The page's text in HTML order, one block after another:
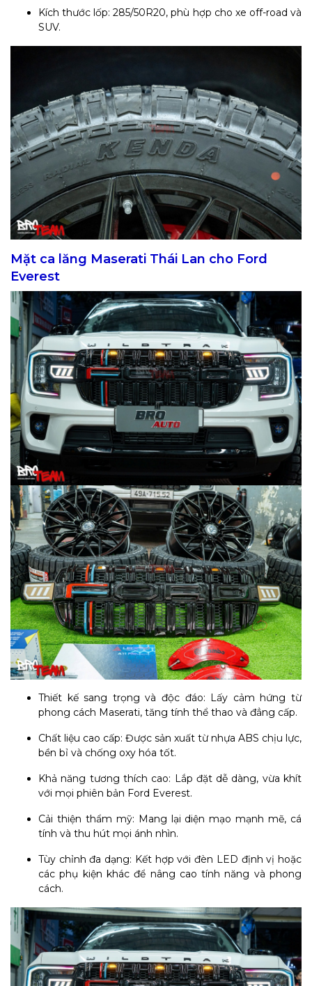
Kích thước lốp: 285/50R20, phù hợp cho xe off-road và
SUV.
Mặt ca lăng Maserati Thái Lan cho Ford
Everest
Thiết kế sang trọng và độc đáo: Lấy cảm hứng từ
phong cách Maserati, tăng tính thể thao và đẳng cấp.
Chất liệu cao cấp: Được sản xuất từ nhựa ABS chịu lực,
bền bỉ và chống oxy hóa tốt.
Khả năng tương thích cao: Lắp đặt dễ dàng, vừa khít
với mọi phiên bản Ford Everest.
Cải thiện thẩm mỹ: Mang lại diện mạo mạnh mẽ, cá
tính và thu hút mọi ánh nhìn.
Tùy chỉnh đa dạng: Kết hợp với đèn LED định vị hoặc
các phụ kiện khác để nâng cao tính năng và phong
cách.